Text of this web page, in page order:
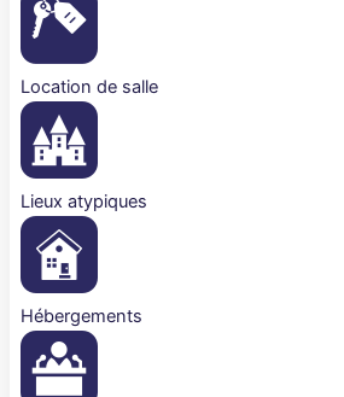
Location de salle
Lieux atypiques
Hébergements